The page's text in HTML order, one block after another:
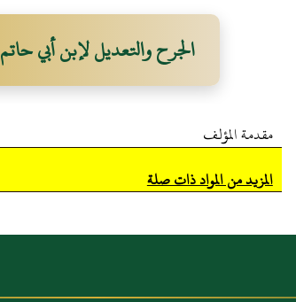
الجرح والتعديل لإبن أبي حاتم
مقدمة المؤلف
المزيد من المواد ذات صلة